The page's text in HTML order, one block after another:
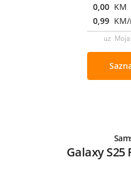
0,00 KM
0,99
uz Moja
Galaxy S25